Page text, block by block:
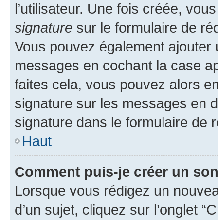
l’utilisateur. Une fois créée,
signature sur le formulaire de
Vous pouvez également
messages en cochant la case
faites cela, vous pouvez alors
signature sur les messages en
signature dans le formulaire de
Haut
Comment puis-je créer un
Lorsque vous rédigez un
d’un sujet, cliquez sur l’onglet